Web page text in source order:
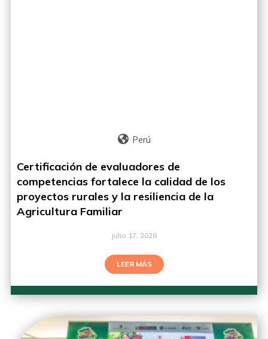
Perú
Certificación de evaluadores de
competencias fortalece la calidad de los
proyectos rurales y la resiliencia de la
Agricultura Familiar
julio 17, 2026
LEER MÁS